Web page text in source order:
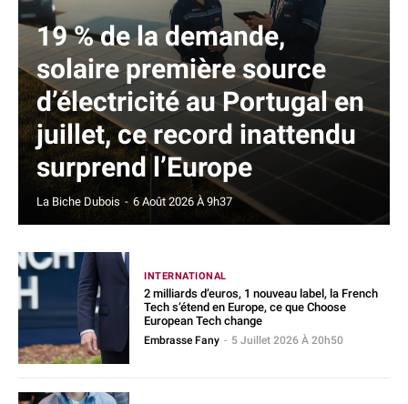
19 % de la demande,
solaire première source
d’électricité au Portugal en
juillet, ce record inattendu
surprend l’Europe
La Biche Dubois - 6 Août 2026 À 9h37
INTERNATIONAL
2 milliards d’euros, 1 nouveau label, la French
Tech s’étend en Europe, ce que Choose
European Tech change
Embrasse Fany - 5 Juillet 2026 À 20h50